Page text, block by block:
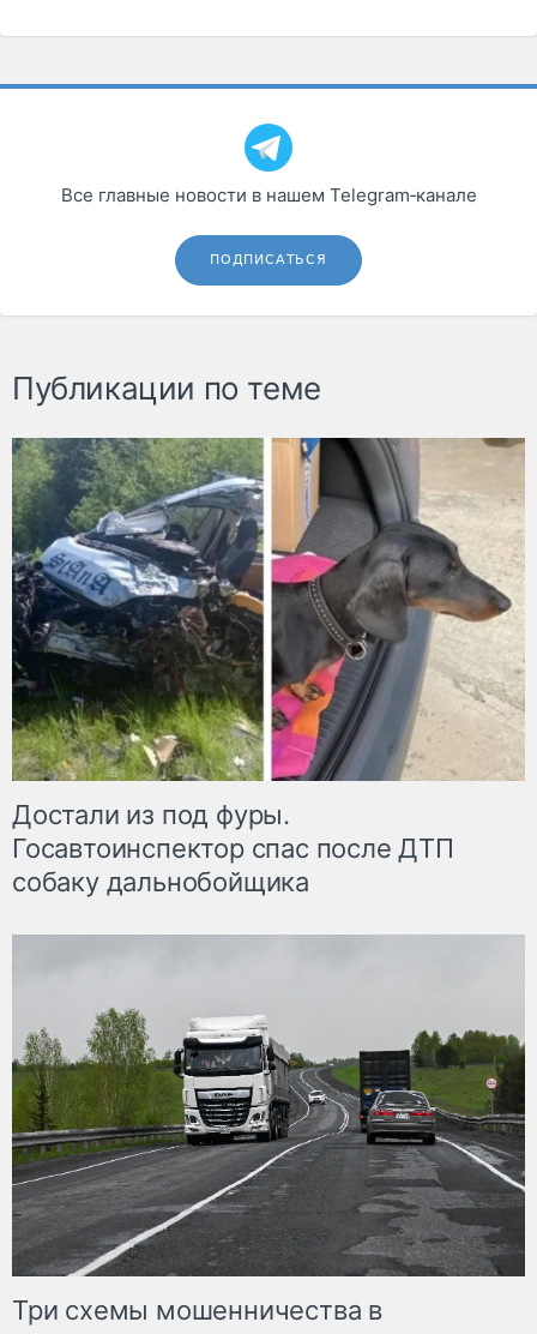
Все главные новости в нашем Telegram‑канале
ПОДПИСАТЬСЯ
Публикации по теме
Достали из под фуры.
Госавтоинспектор спас после ДТП
собаку дальнобойщика
Три схемы мошенничества в